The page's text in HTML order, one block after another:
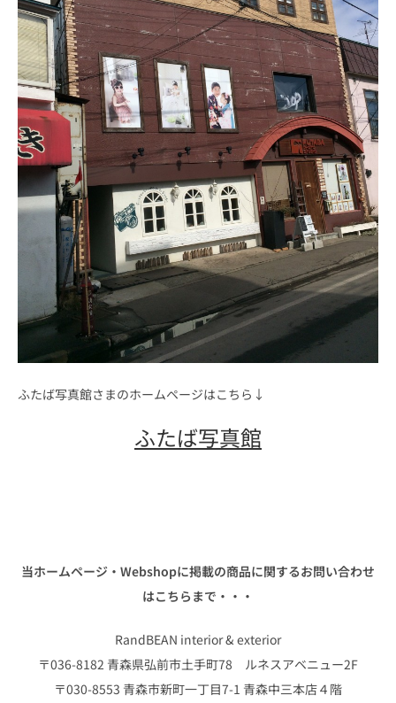
ふたば写真館さまのホームページはこちら↓
ふたば写真館
当ホームページ・Webshopに掲載の商品に関するお問い合わせ
はこちらまで・・・
RandBEAN interior & exterior
〒036-8182 青森県弘前市土手町78 ルネスアベニュー2F
〒030-8553 青森市新町一丁目7-1 青森中三本店４階